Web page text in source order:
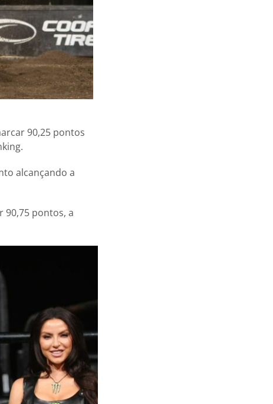
90,25 pontos
alcançando a
90,75 pontos, a